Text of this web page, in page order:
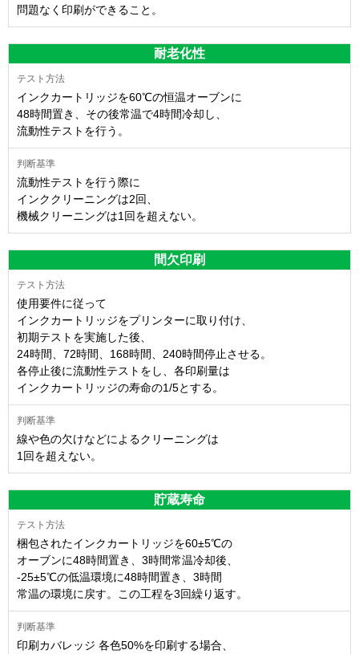
問題なく印刷ができること。
耐老化性
インクカートリッジを60℃の恒温オーブンに
48時間置き、その後常温で4時間冷却し、
流動性テストを行う。
流動性テストを行う際に
インククリーニングは2回、
機械クリーニングは1回を超えない。
間欠印刷
使用要件に従って
インクカートリッジをプリンターに取り付け、
初期テストを実施した後、
24時間、72時間、168時間、240時間停止させる。
各停止後に流動性テストをし、各印刷量は
インクカートリッジの寿命の1/5とする。
線や色の欠けなどによるクリーニングは
1回を超えない。
貯蔵寿命
梱包されたインクカートリッジを60±5℃の
オーブンに48時間置き、3時間常温冷却後、
-25±5℃の低温環境に48時間置き、3時間
常温の環境に戻す。この工程を3回繰り返す。
印刷カバレッジ 各色50%を印刷する場合、